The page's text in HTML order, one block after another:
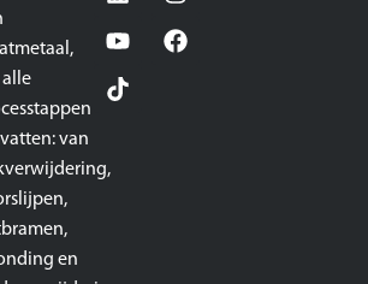
van
en